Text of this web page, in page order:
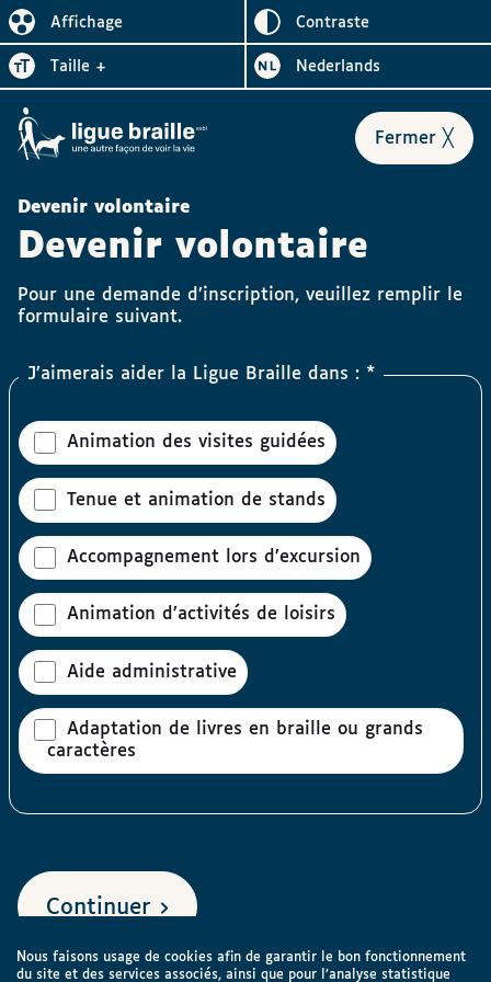
Affichage
Réduire l’affichage
Inverser le
contraste
Augmenter la
taille + Bezoek de website in het
Nederlands
Fermerle
╳
Devenir volontaire
Devenir volontaire
Pour une demande d’inscription, veuillez remplir le
formulaire suivant.
J’aimerais aider la Ligue Braille dans : *
Animation des visites guidées
Tenue et animation de stands
Accompagnement lors d’excursion
Animation d’activités de loisirs
Aide administrative
caractères
Continuer
Nous faisons usage de cookies afin de garantir le bon fonctionnement
du site et des services associés, ainsi que pour l’analyse statistique